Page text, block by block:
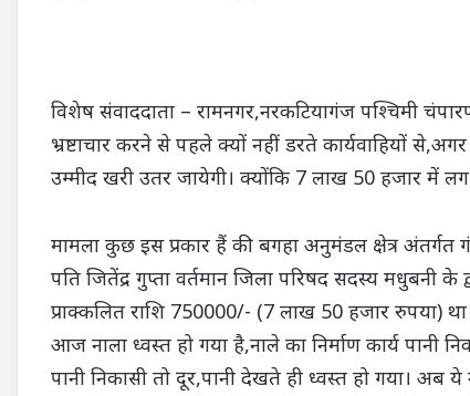
विशेष संवाददाता – रामनगर,नरकटियागंज पश्चिमी
भ्रष्टाचार करने से पहले क्यों नहीं डरते कार्यवाहियों
उम्मीद खरी उतर जायेगी। क्योंकि 7 लाख 50 हजार में
मामला कुछ इस प्रकार हैं की बगहा अनुमंडल क्षेत्र
पति जितेंद्र गुप्ता वर्तमान जिला परिषद सदस्य मधुबनी के
प्राक्कलित राशि 750000/- (7 लाख 50 हजार रुपया)
आज नाला ध्वस्त हो गया है,नाले का निर्माण कार्य पानी
पानी निकासी तो दूर,पानी देखते ही ध्वस्त हो गया।